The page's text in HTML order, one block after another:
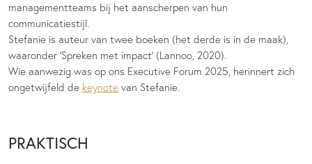
managementteams bij het aanscherpen van hun
communicatiestijl.
Stefanie is auteur van twee boeken (het derde is in de maak),
waaronder ‘Spreken met impact’ (Lannoo, 2020).
Wie aanwezig was op ons Executive Forum 2025, herinnert zich
ongetwijfeld de keynote van Stefanie.
PRAKTISCH